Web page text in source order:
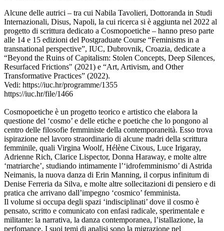
Alcune delle autrici – tra cui Nabila Tavolieri, Dottoranda in Studi
Internazionali, Disus, Napoli, la cui ricerca si è aggiunta nel 2022 al
progetto di scrittura dedicato a Cosmopoetiche – hanno preso parte
alle 14 e 15 edizioni del Postgraduate Course “Feminisms in a
transnational perspective”, IUC, Dubrovnik, Croazia, dedicate a
“Beyond the Ruins of Capitalism: Stolen Concepts, Deep Silences,
Resurfaced Frictions" (2021) e “Art, Artivism, and Other
Transformative Practices” (2022).
Vedi: https://iuc.hr/programme/1355
https://iuc.hr/file/1466
Cosmopoetiche è un progetto teorico e artistico che elabora la
questione del ‘cosmo’ e delle etiche e poetiche che lo pongono al
centro delle filosofie femministe della contemporaneità. Esso trova
ispirazione nel lavoro straordinario di alcune madri della scrittura
femminile, quali Virgina Woolf, Hélène Cixous, Luce Irigaray,
Adrienne Rich, Clarice Lispector, Donna Haraway, e molte altre
‘matriarche’, studiando intimamente l’‘idrofemminismo’ di Astrida
Neimanis, la nuova danza di Erin Manning, il corpus infinitum di
Denise Ferreria da Silva, e molte altre sollecitazioni di pensiero e di
pratica che arrivano dall’impegno ‘cosmico’ femminista.
Il volume si occupa degli spazi ‘indisciplinati’ dove il cosmo è
pensato, scritto e comunicato con enfasi radicale, sperimentale e
militante: la narrativa, la danza contemporanea, l’istallazione, la
perfomance. I suoi temi di analisi sono la migrazione nel